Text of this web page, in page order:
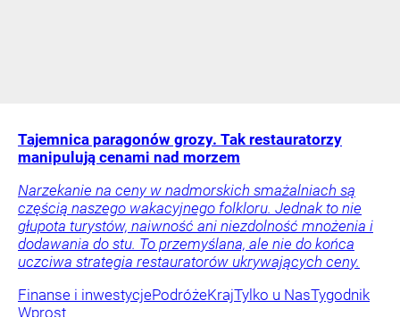
Tajemnica paragonów grozy. Tak restauratorzy
manipulują cenami nad morzem
Narzekanie na ceny w nadmorskich smażalniach są
częścią naszego wakacyjnego folkloru. Jednak to nie
głupota turystów, naiwność ani niezdolność mnożenia i
dodawania do stu. To przemyślana, ale nie do końca
uczciwa strategia restauratorów ukrywających ceny.
Finanse i inwestycjePodróżeKrajTylko u NasTygodnik
Wprost